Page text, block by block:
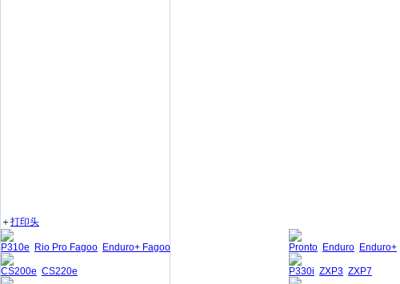
＋打印头
P310e Rio Pro Fagoo Enduro+ Fagoo
CS200e CS220e
Pronto Enduro Enduro+
P330i ZXP3 ZXP7